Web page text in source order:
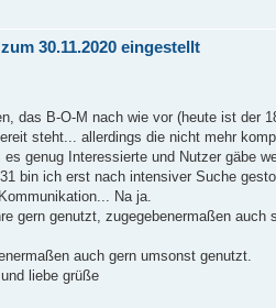
30.11.2020 eingestellt
das B-O-M nach wie vor (heute ist der
steht... allerdings die nicht mehr
genug Interessierte und Nutzer gäbe
bin ich erst nach intensiver Suche
Na ja.
gern genutzt, zugegebenermaßen
auch gern umsonst genutzt.
liebe grüße